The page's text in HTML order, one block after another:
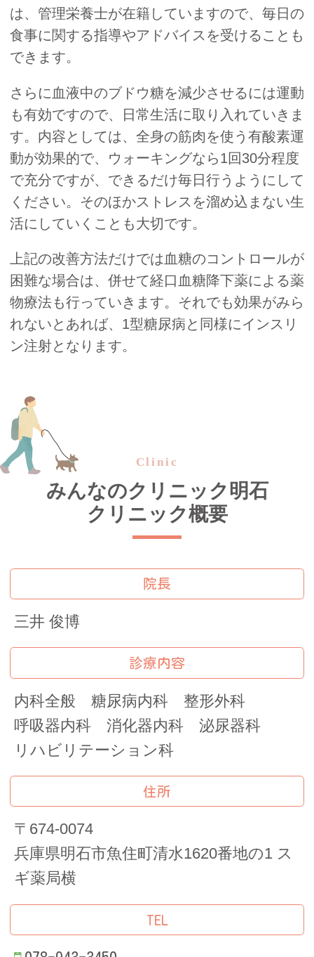
は、管理栄養士が在籍していますので、毎日の
食事に関する指導やアドバイスを受けることも
できます。
さらに血液中のブドウ糖を減少させるには運動
も有効ですので、日常生活に取り入れていきま
す。内容としては、全身の筋肉を使う有酸素運
動が効果的で、ウォーキングなら1回30分程度
で充分ですが、できるだけ毎日行うようにして
ください。そのほかストレスを溜め込まない生
活にしていくことも大切です。
上記の改善方法だけでは血糖のコントロールが
困難な場合は、併せて経口血糖降下薬による薬
物療法も行っていきます。それでも効果がみら
れないとあれば、1型糖尿病と同様にインスリ
ン注射となります。
Clinic
みんなのクリニック明石
クリニック概要
院長
三井 俊博
診療内容
内科全般 糖尿病内科 整形外科
呼吸器内科 消化器内科 泌尿器科
リハビリテーション科
住所
〒674-0074
兵庫県明石市魚住町清水1620番地の1 ス
ギ薬局横
TEL